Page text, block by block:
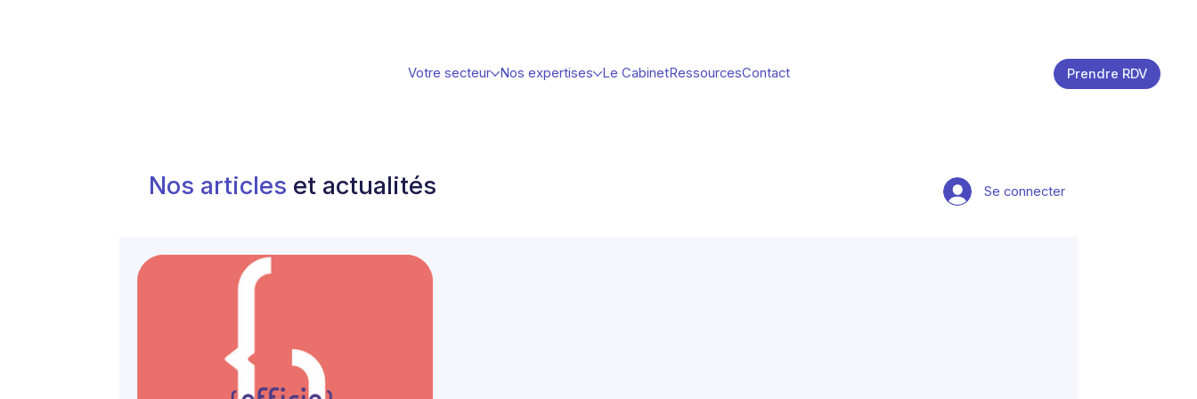
Votre secteur Nos expertises Le CabinetRessourcesContact Prendre RDV
Nos articles et actualités Se connecter